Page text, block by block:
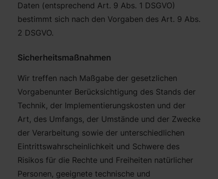
Daten (entsprechend Art. 9 Abs. 1 DSGVO)
bestimmt sich nach den Vorgaben des Art. 9 Abs.
2 DSGVO.
Sicherheitsmaßnahmen
Wir treffen nach Maßgabe der gesetzlichen
Vorgabenunter Berücksichtigung des Stands der
Technik, der Implementierungskosten und der
Art, des Umfangs, der Umstände und der Zwecke
der Verarbeitung sowie der unterschiedlichen
Eintrittswahrscheinlichkeit und Schwere des
Risikos für die Rechte und Freiheiten natürlicher
Personen, geeignete technische und